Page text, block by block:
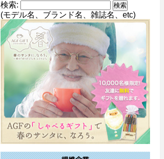
検索:
(モデル名、ブランド名、雑誌名、etc)